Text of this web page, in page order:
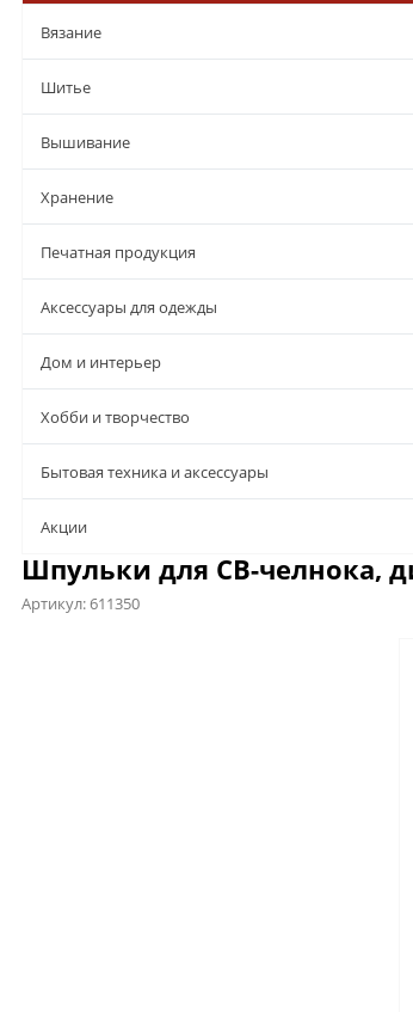
Вязание
Шитье
Вышивание
Хранение
Печатная продукция
Аксессуары для одежды
Дом и интерьер
Хобби и творчество
Бытовая техника и аксессуары
Aкции
Шпульки для CB-челнока,
Артикул:611350